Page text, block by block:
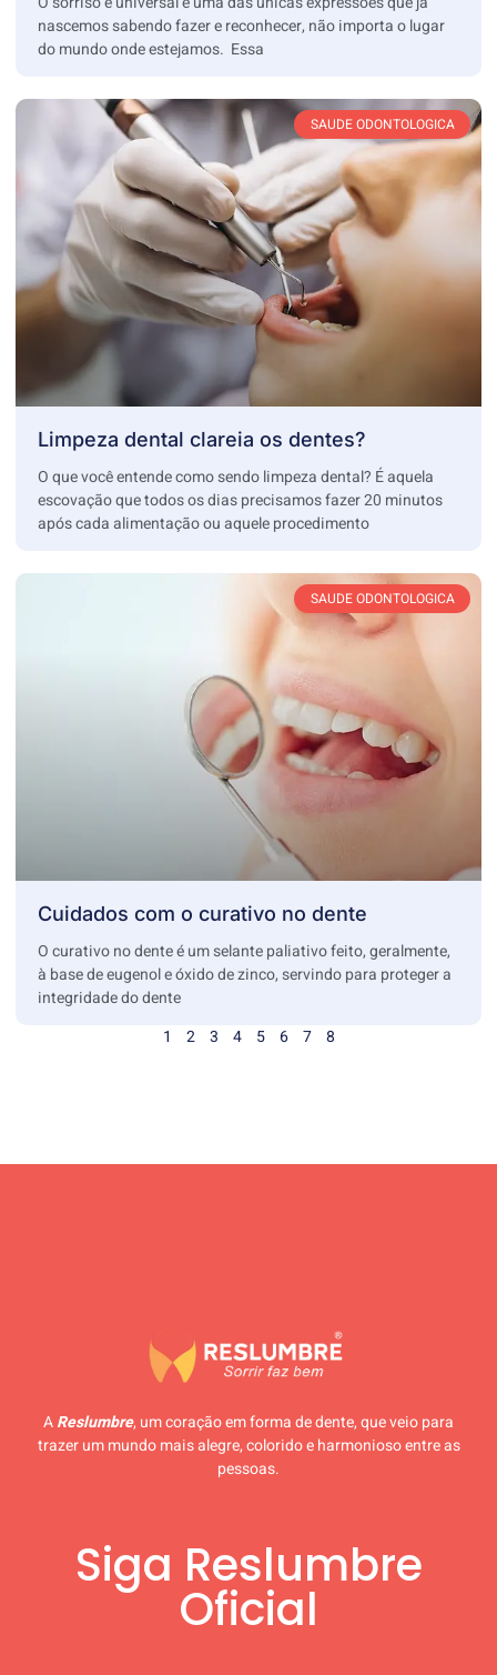
nascemos sabendo fazer e reconhecer, não importa o lugar
do mundo onde estejamos. Essa
SAUDE ODONTOLOGICA
Limpeza dental clareia os dentes?
O que você entende como sendo limpeza dental? É aquela
escovação que todos os dias precisamos fazer 20 minutos
após cada alimentação ou aquele procedimento
SAUDE ODONTOLOGICA
Cuidados com o curativo no dente
O curativo no dente é um selante paliativo feito, geralmente,
à base de eugenol e óxido de zinco, servindo para proteger a
integridade do dente
1
2 3 4 5 6 7 8
AReslumbre, um coração em forma de dente, que veio para
trazer um mundo mais alegre, colorido e harmonioso entre as
pessoas.
Siga Reslumbre
Oficial